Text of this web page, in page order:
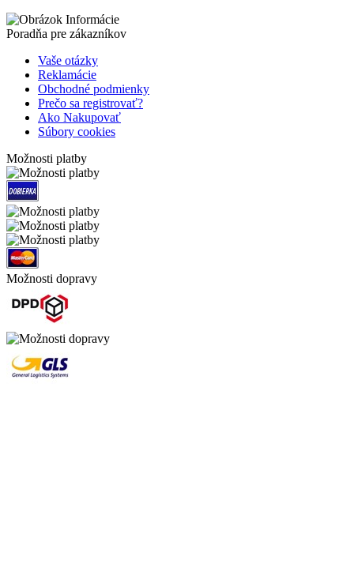
Poradňa pre zákazníkov
Vaše otázky
Reklamácie
Obchodné podmienky
Prečo sa registrovať?
Ako Nakupovať
Súbory cookies
Možnosti platby
Možnosti dopravy